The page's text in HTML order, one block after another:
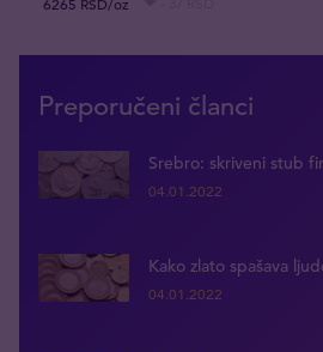
6265 RSD/oz
Preporučeni članci
Srebro: skriveni stub
04.01.2022
Kako zlato spašava
04.01.2022